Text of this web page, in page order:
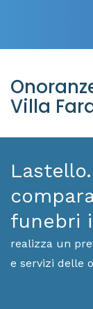
Villa
funebri
realizza un
e servizi delle